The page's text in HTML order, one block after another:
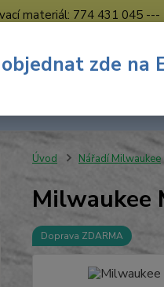
materiál: 774 431 045
Úvod Nářadí Milwaukee
Milwaukee
Doprava ZDARMA
zde na